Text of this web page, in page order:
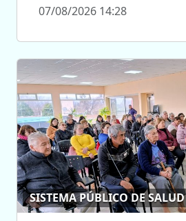
07/08/2026 14:28
SISTEMA PÚBLICO DE SALUD